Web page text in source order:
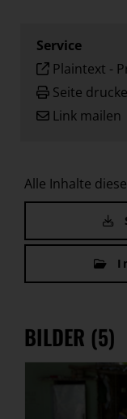
Service
Plaintext -
Seite
Link mailen
Alle Inhalte
BILDER (5)